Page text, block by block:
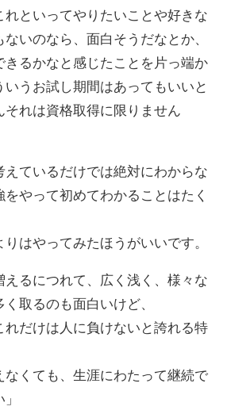
れといってやりたいことや好きな
いのなら、面白そうだなとか、
きるかなと感じたことを片っ端か
うお試し期間はあってもいいと
れは資格取得に限りません
えているだけでは絶対にわからな
やって初めてわかることはたく
はやってみたほうがいいです。
えるにつれて、広く浅く、様々な
取るのも面白いけど、
れだけは人に負けないと誇れる特
なくても、生涯にわたって継続で